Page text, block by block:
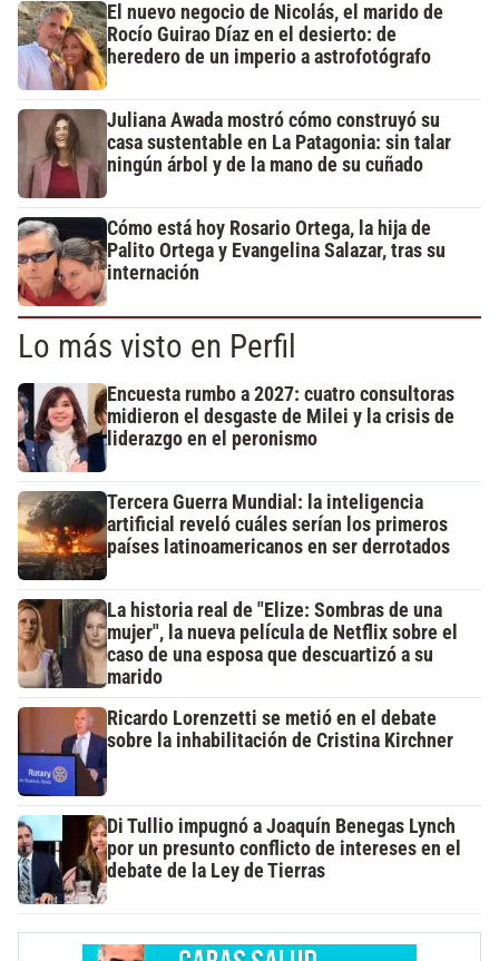
El nuevo negocio de Nicolás, el marido de
Rocío Guirao Díaz en el desierto: de
heredero de un imperio a astrofotógrafo
Juliana Awada mostró cómo construyó su
casa sustentable en La Patagonia: sin talar
ningún árbol y de la mano de su cuñado
Cómo está hoy Rosario Ortega, la hija de
Palito Ortega y Evangelina Salazar, tras su
internación
Lo más visto en Perfil
Encuesta rumbo a 2027: cuatro consultoras
midieron el desgaste de Milei y la crisis de
liderazgo en el peronismo
Tercera Guerra Mundial: la inteligencia
artificial reveló cuáles serían los primeros
países latinoamericanos en ser derrotados
La historia real de "Elize: Sombras de una
mujer", la nueva película de Netflix sobre el
caso de una esposa que descuartizó a su
marido
Ricardo Lorenzetti se metió en el debate
sobre la inhabilitación de Cristina Kirchner
Di Tullio impugnó a Joaquín Benegas Lynch
por un presunto conflicto de intereses en el
debate de la Ley de Tierras